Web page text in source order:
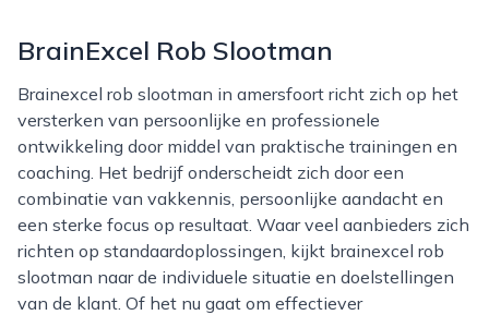
BrainExcel Rob Slootman
Brainexcel rob slootman in amersfoort richt zich op het
versterken van persoonlijke en professionele
ontwikkeling door middel van praktische trainingen en
coaching. Het bedrijf onderscheidt zich door een
combinatie van vakkennis, persoonlijke aandacht en
een sterke focus op resultaat. Waar veel aanbieders zich
richten op standaardoplossingen, kijkt brainexcel rob
slootman naar de individuele situatie en doelstellingen
van de klant. Of het nu gaat om effectiever